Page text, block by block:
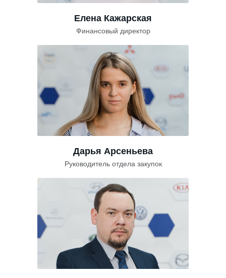
Елена Кажарская
Финансовый директор
Дарья Арсеньева
Руководитель отдела закупок